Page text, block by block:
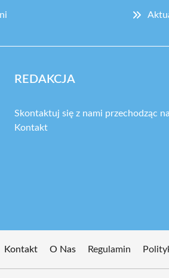
REDAKCJA
Skontaktuj się z nami przechodząc
Kontakt
Kontakt O Nas Regulamin